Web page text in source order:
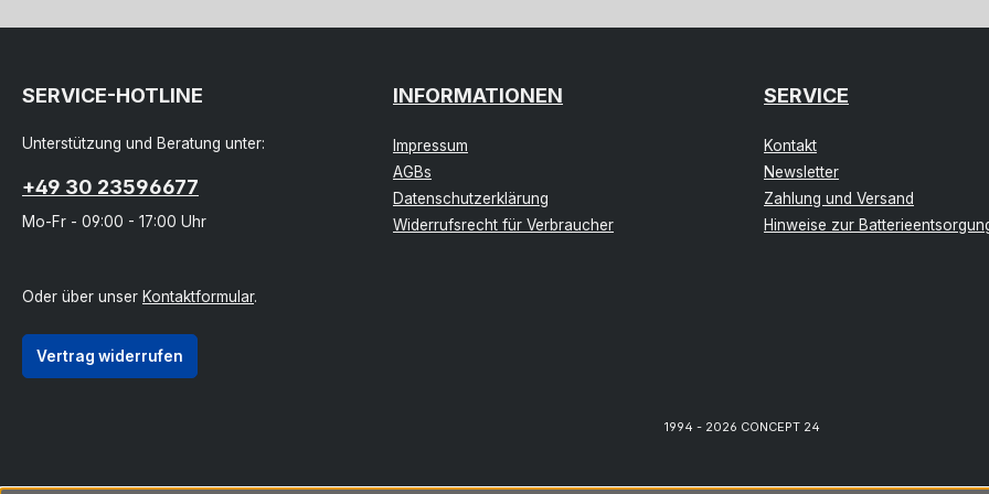
SERVICE-HOTLINE
Unterstützung und Beratung unter:
+49 30 23596677
Mo-Fr - 09:00 - 17:00 Uhr
Oder über unser Kontaktformular.
Vertrag widerrufen
INFORMATIONEN
Impressum
AGBs
Datenschutzerklärung
Widerrufsrecht für Verbraucher
SERVICE
Kontakt
Newsletter
Zahlung und Versand
Hinweise zur
1994 - 2026 CONCEPT 24